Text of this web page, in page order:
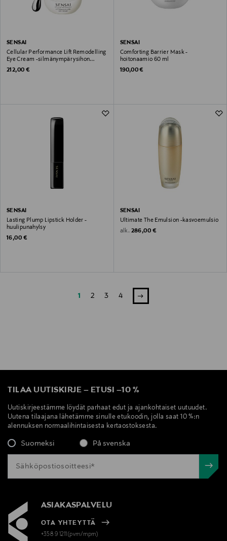
SENSAI
Cellular Performance Lift Remodelling
Eye Cream -silmänympärysihon
hoitovoide 15 ml
Original Price
212,00 €
SENSAI
Comforting Barrier Mask -
hoitonaamio 60 ml
Original Price
190,00 €
SENSAI
Lasting Plump Lipstick Holder -
huulipunahylsy
Original Price
16,00 €
SENSAI
Ultimate The Emulsion -kasvoemulsio
alk. Original Price
286,00 €
1 2 3 4
TILAA UUTISKIRJE – ETUSI –10 %
Uutiskirjeestämme löydät parhaat edut ja ajankohtaiset uutuudet.
Uutena tilaajana lähetämme sinulle etukoodin, jolla saat 10 %:n
alennuksen normaalihintaisesta kertaostoksesta.
Suomeksi På svenska
ASIAKASPALVELU
OTA YHTEYTTÄ
+358 9 1211(pvm/mpm)